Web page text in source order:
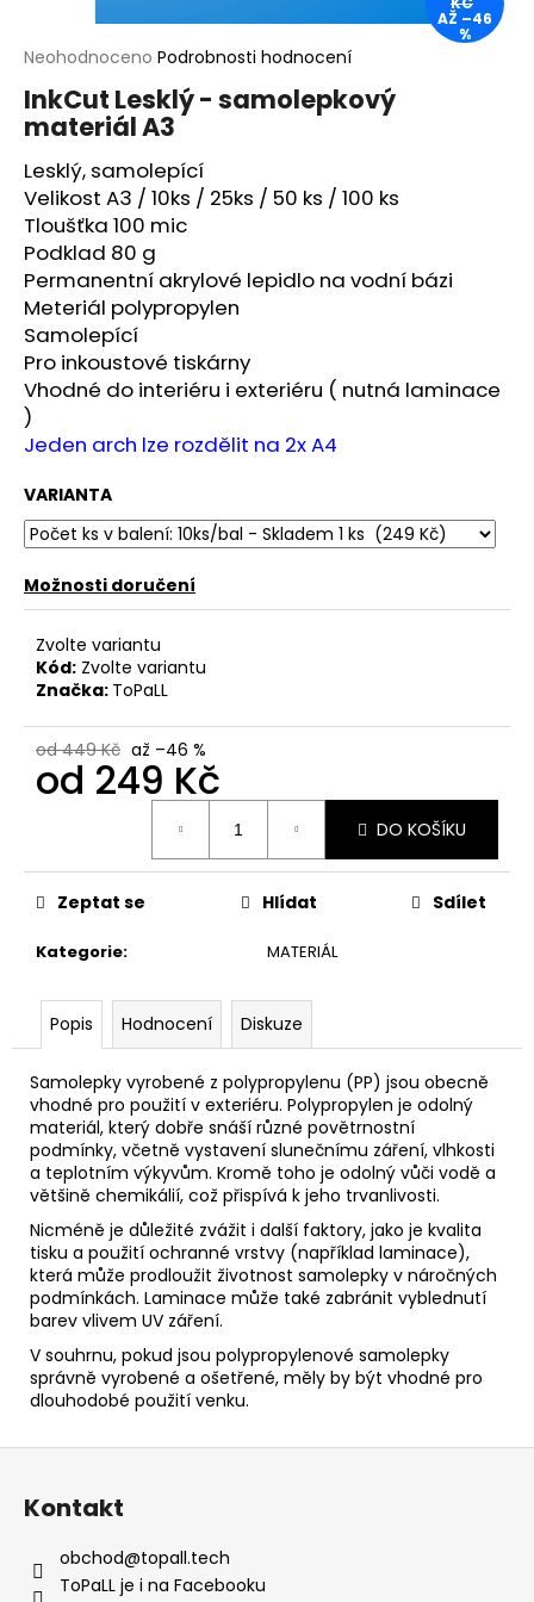
Průměrné
produktu
je
z
5
hvězdiček.
Neohodnoceno Podrobnosti hodnocení
InkCut Lesklý - samolepkový
materiál A3
Lesklý, samolepící
Velikost A3 / 10ks / 25ks / 50 ks / 100 ks
Tloušťka 100 mic
Podklad 80 g
Permanentní akrylové lepidlo na vodní bázi
Meteriál polypropylen
Samolepící
Pro inkoustové tiskárny
Vhodné do interiéru i exteriéru ( nutná laminace
)
Jeden arch lze rozdělit na 2x A4
VARIANTA
Možnosti doručení
Zvolte variantu
Kód: Zvolte variantu
Značka: ToPaLL
od 449 Kč až –46 %
od 249 Kč
DO KOŠÍKU
Kategorie: MATERIÁL
Zeptat se Hlídat Sdílet
AŽ –46
%
Popis Hodnocení Diskuze
Samolepky vyrobené z polypropylenu (PP) jsou obecně
vhodné pro použití v exteriéru. Polypropylen je odolný
materiál, který dobře snáší různé povětrnostní
podmínky, včetně vystavení slunečnímu záření, vlhkosti
a teplotním výkyvům. Kromě toho je odolný vůči vodě a
většině chemikálií, což přispívá k jeho trvanlivosti.
Nicméně je důležité zvážit i další faktory, jako je kvalita
tisku a použití ochranné vrstvy (například laminace),
která může prodloužit životnost samolepky v náročných
podmínkách. Laminace může také zabránit vyblednutí
barev vlivem UV záření.
V souhrnu, pokud jsou polypropylenové samolepky
správně vyrobené a ošetřené, měly by být vhodné pro
dlouhodobé použití venku.
j
í
t
?
HLEDAT
D
o
p
o
r
u
č
j
e
m
e
Kontakt
obchod@topall.tech
ToPaLL je i na Facebooku